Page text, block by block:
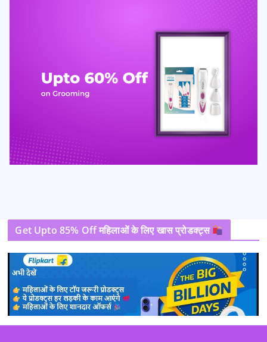
Get Upto 85% Off महिलाओं के लिए खास प्रोडक्ट्स